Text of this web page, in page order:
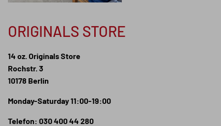
ORIGINALS STORE
14 oz. Originals Store
Rochstr. 3
10178 Berlin
Monday-Saturday 11:00-19:00
Telefon: 030 400 44 280